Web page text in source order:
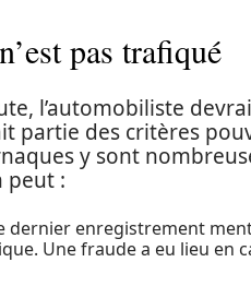
pas trafiqué
l’automobiliste
partie des critères
y sont
peut :
enregistrement
Une fraude a eu lieu en